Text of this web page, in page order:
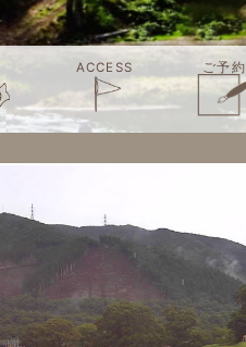
ACCESS ご予約